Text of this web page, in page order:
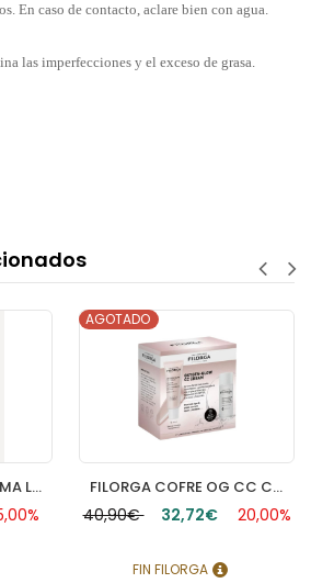
En caso de contacto, aclare bien con agua.
las imperfecciones y el exceso de grasa.
SEGLE CLINICAL ESPUMA LIMPIADORA 1 ENVASE 150 ML FILORGA COFRE OG CC CREAM
40,90€ 32,72€
AGOTADO
20,00%
FIN FILORGA